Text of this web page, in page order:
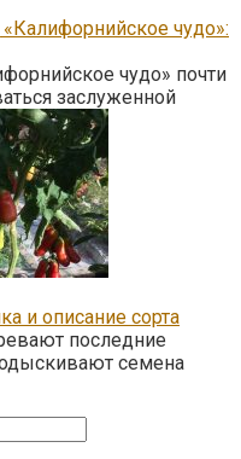
чудо»:
чудо» почти
заслуженной
и описание сорта
последние
семена